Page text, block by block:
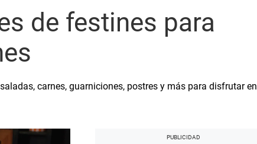
de festines para
carnes, guarniciones, postres y más para disfrutar en